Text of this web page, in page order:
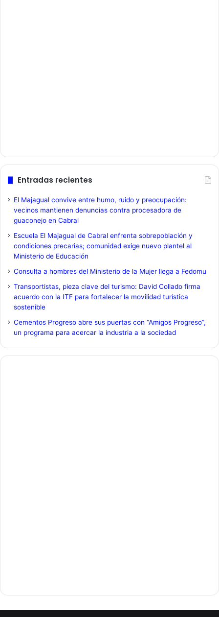
Entradas recientes
El Majagual convive entre humo, ruido y preocupación:
vecinos mantienen denuncias contra procesadora de
guaconejo en Cabral
Escuela El Majagual de Cabral enfrenta sobrepoblación y
condiciones precarias; comunidad exige nuevo plantel al
Ministerio de Educación
Consulta a hombres del Ministerio de la Mujer llega a Fedomu
Transportistas, pieza clave del turismo: David Collado firma
acuerdo con la ITF para fortalecer la movilidad turística
sostenible
Cementos Progreso abre sus puertas con “Amigos Progreso”,
un programa para acercar la industria a la sociedad